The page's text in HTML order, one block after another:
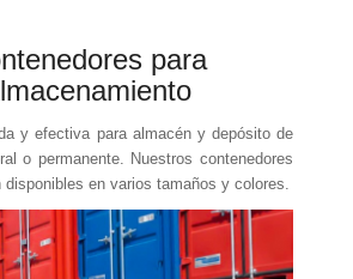
para
y efectiva para almacén y depósito de
o permanente. Nuestros contenedores
disponibles en varios tamaños y colores.